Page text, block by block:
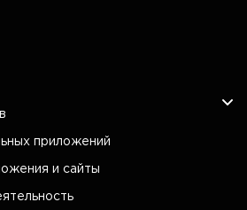
приложений
и сайты